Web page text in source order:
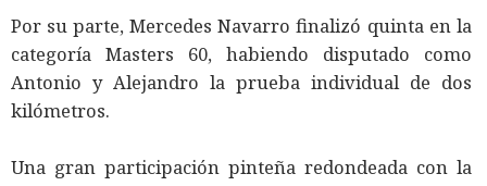
Por su parte, Mercedes Navarro finalizó quinta en la
categoría Masters 60, habiendo disputado como
Antonio y Alejandro la prueba individual de dos
kilómetros.
Una gran participación pinteña redondeada con la